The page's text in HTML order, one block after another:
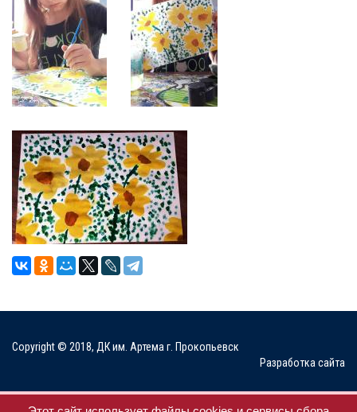
Copyright © 2018, ДК им. Артема г. Прокопьевск
Разработка сайта
Мы в соц. сетях